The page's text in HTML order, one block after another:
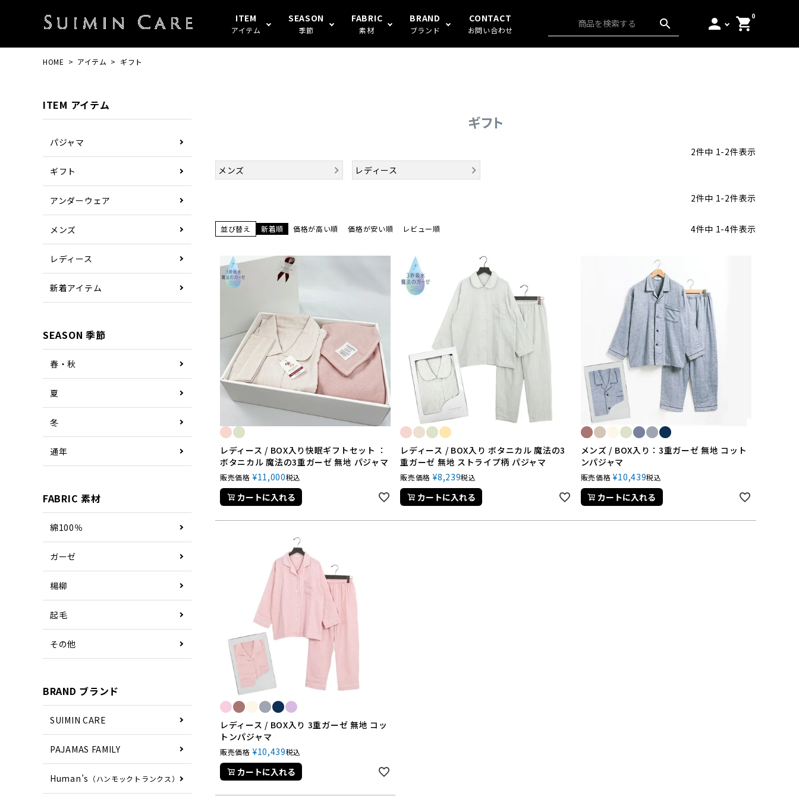
ITEM
アイテム
SEASON
季節
FABRIC
素材
BRAND
ブランド
CONTACT
お問い合わせ search person 0
shopping_cart
HOME アイテム ギフト
ITEM アイテム
パジャマ
ギフト
アンダーウェア
メンズ
レディース
新着アイテム
SEASON 季節
春・秋
夏
冬
通年
FABRIC 素材
綿100％
ガーゼ
楊柳
起毛
その他
BRAND ブランド
SUIMIN CARE
PAJAMAS FAMILY
Human’s （ハンモックトランクス）
ギフト
2件中 1-2件表示
メンズ
レディース
2件中 1-2件表示
並び替え 新着順 価格が高い順 価格が安い順 レビュー順 4件中 1-4件表示
レディース / BOX入り快眠ギフトセット ：
ボタニカル 魔法の3重ガーゼ 無地 パジャマ
販売価格 ¥11,000税込
カートに入れる
レディース / BOX入り ボタニカル 魔法の3
重ガーゼ 無地 ストライプ柄 パジャマ
販売価格 ¥8,239税込
カートに入れる
メンズ / BOX入り：3重ガーゼ 無地 コット
ンパジャマ
販売価格 ¥10,439税込
カートに入れる
レディース / BOX入り 3重ガーゼ 無地 コッ
トンパジャマ
販売価格 ¥10,439税込
カートに入れる